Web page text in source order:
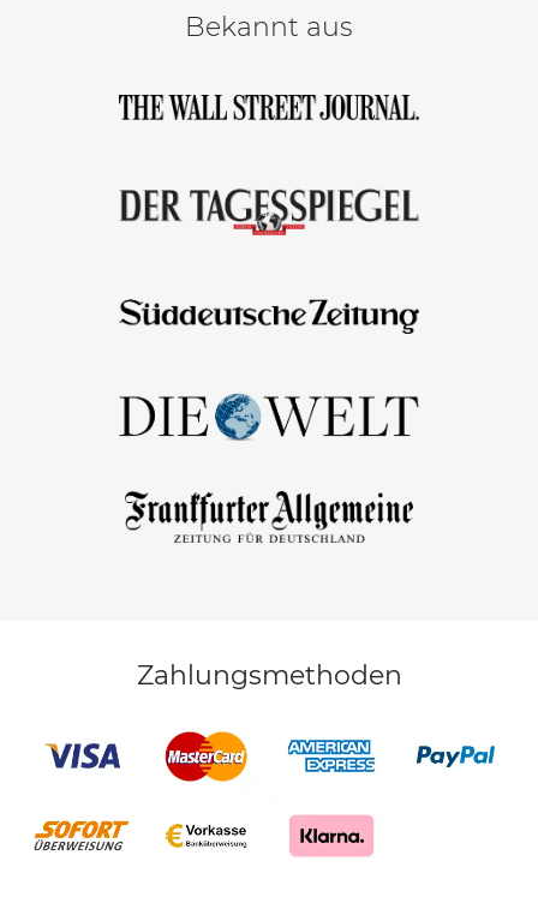
Bekannt aus
Zahlungsmethoden